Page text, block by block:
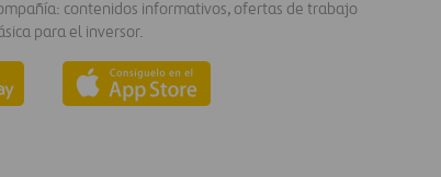
contenidos informativos, ofertas de trabajo
para el inversor.